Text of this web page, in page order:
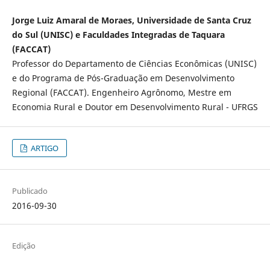
Jorge Luiz Amaral de Moraes, Universidade de Santa Cruz
do Sul (UNISC) e Faculdades Integradas de Taquara
(FACCAT)
Professor do Departamento de Ciências Econômicas (UNISC)
e do Programa de Pós-Graduação em Desenvolvimento
Regional (FACCAT). Engenheiro Agrônomo, Mestre em
Economia Rural e Doutor em Desenvolvimento Rural - UFRGS
ARTIGO
Publicado
2016-09-30
Edição